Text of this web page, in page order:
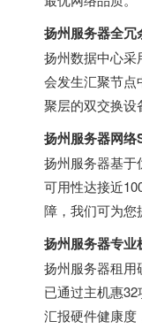
扬州服务器全
扬州数据中心采
会发生汇聚节点
聚层的双交换设
扬州服务器网
扬州服务器基于
可用性达接近
障，我们可为您
扬州服务器专
扬州服务器租用
已通过主机惠
汇报硬件健康度